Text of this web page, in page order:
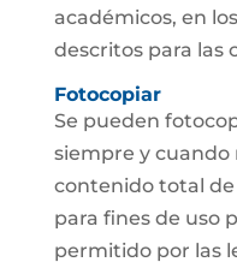
académicos, en
descritos para las
Fotocopiar
Se pueden
siempre y cuando
contenido total de
para fines de uso
permitido por las